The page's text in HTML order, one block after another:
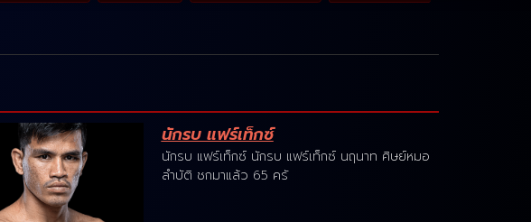
นักรบ แฟร์เท็กซ์
นักรบ แฟร์เท็กซ์ นักรบ แฟร์เท็กซ์ นฤนาท ศิษย์หมอ
ลำบัติ ชกมาแล้ว 65 ครั